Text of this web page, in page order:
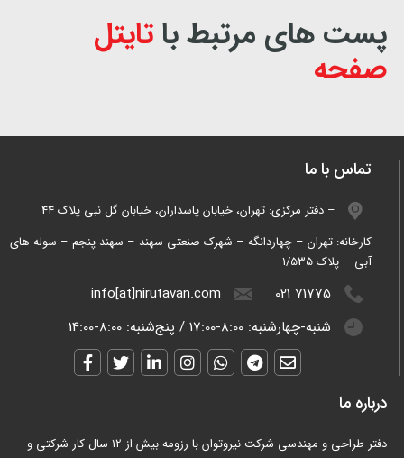
پست های مرتبط باتایتل
صفحه
تماس با ما
دفتر مرکزی: تهران، خیابان پاسداران، خیابان گل نبی پلاک 44 –
کارخانه: تهران – چهاردانگه – شهرک صنعتی سهند – سهند پنجم – سوله های
آبی – پلاک 1/535
info[at]nirutavan.com
021 71775
شنبه-چهارشنبه: 8:00-17:00
/ پنج‌شنبه: 8:00-14:00
درباره ما
دفتر طراحی و مهندسی شرکت نیروتوان با رزومه بیش از 12 سال کار شرکتی و